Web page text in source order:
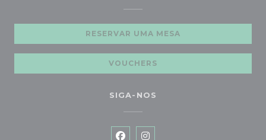
RESERVAR UMA MESA
VOUCHERS
SIGA-NOS